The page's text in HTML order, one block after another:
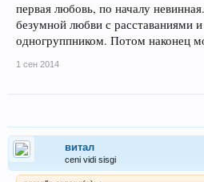
первая любовь, по началу
безумной любви с расставаниями
одногруппником. Потом наконец
1 сен 2014
витал
ceni vidi sisgi